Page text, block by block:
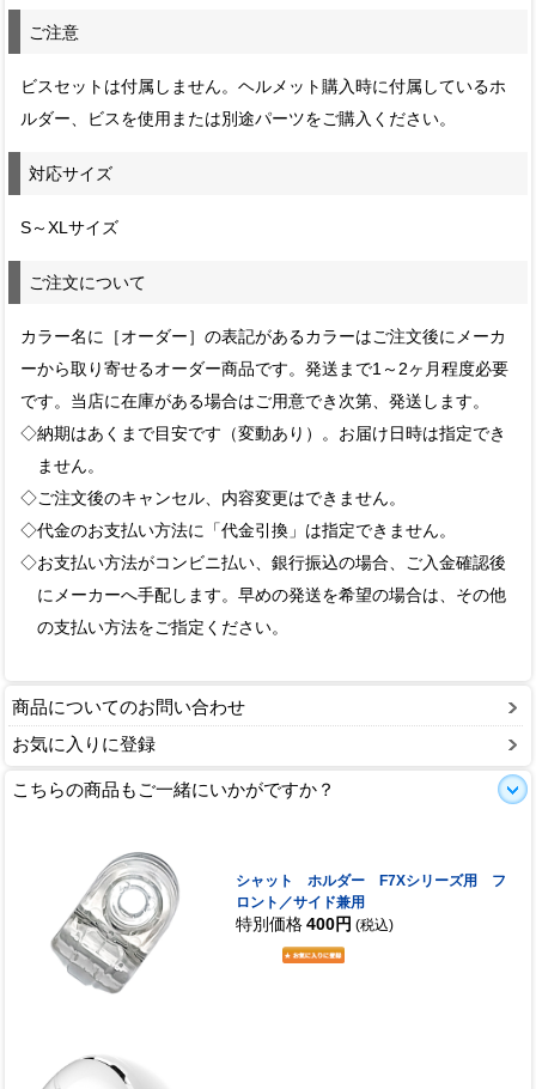
ご注意
ビスセットは付属しません。ヘルメット購入時に付属しているホ
ルダー、ビスを使用または別途パーツをご購入ください。
対応サイズ
S～XLサイズ
ご注文について
カラー名に［オーダー］の表記があるカラーはご注文後にメーカ
ーから取り寄せるオーダー商品です。発送まで1～2ヶ月程度必要
です。当店に在庫がある場合はご用意でき次第、発送します。
◇納期はあくまで目安です（変動あり）。お届け日時は指定でき
ません。
◇ご注文後のキャンセル、内容変更はできません。
◇代金のお支払い方法に「代金引換」は指定できません。
◇お支払い方法がコンビニ払い、銀行振込の場合、ご入金確認後
にメーカーへ手配します。早めの発送を希望の場合は、その他
の支払い方法をご指定ください。
商品についてのお問い合わせ
お気に入りに登録
こちらの商品もご一緒にいかがですか？
シャット ホルダー F7Xシリーズ用 フ
ロント／サイド兼用
特別価格 400円 (税込)